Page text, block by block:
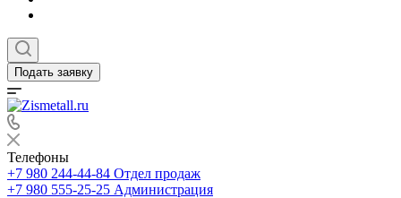
Подать заявку
Телефоны
+7 980 244-44-84 Отдел продаж
+7 980 555-25-25 Администрация